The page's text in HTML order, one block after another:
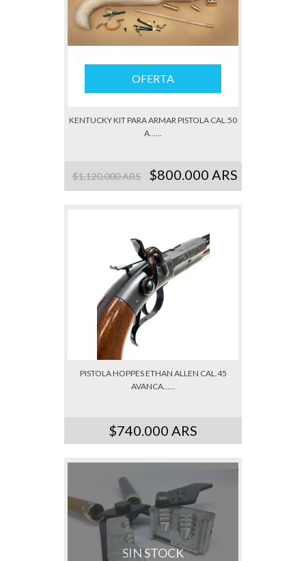
OFERTA
KENTUCKY KIT PARA ARMAR PISTOLA CAL.50
A......
$1.120.000 ARS $800.000 ARS
PISTOLA HOPPES ETHAN ALLEN CAL.45
AVANCA......
$740.000 ARS
SIN STOCK